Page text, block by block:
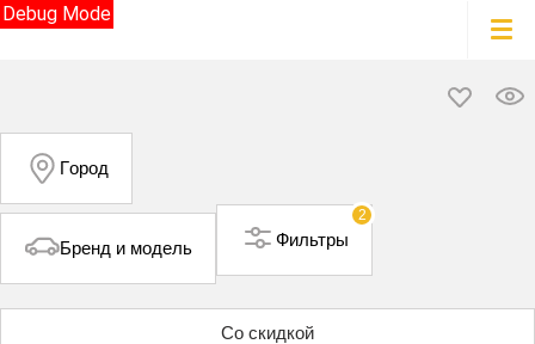
Debug Mode
Город
Бренд и модель
2
Фильтры
Со скидкой